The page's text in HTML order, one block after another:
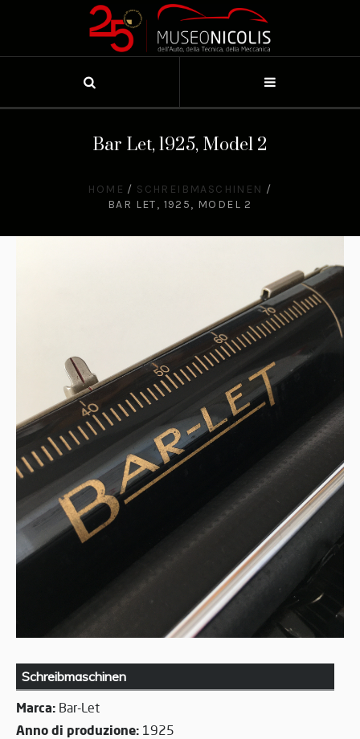
Bar Let, 1925, Model 2
HOME / SCHREIBMASCHINEN /
BAR LET, 1925, MODEL 2
Schreibmaschinen
Marca: Bar-Let
Anno di produzione: 1925